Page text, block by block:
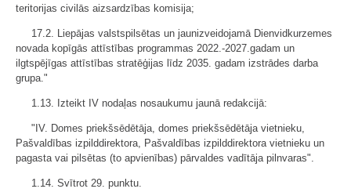
teritorijas civilās aizsardzības komisija;
17.2. Liepājas valstspilsētas un jaunizveidojamā Dienvidkurzemes
novada kopīgās attīstības programmas 2022.-2027.gadam un
ilgtspējīgas attīstības stratēģijas līdz 2035. gadam izstrādes darba
grupa."
1.13. Izteikt IV nodaļas nosaukumu jaunā redakcijā:
"IV. Domes priekšsēdētāja, domes priekšsēdētāja vietnieku,
Pašvaldības izpilddirektora, Pašvaldības izpilddirektora vietnieku un
pagasta vai pilsētas (to apvienības) pārvaldes vadītāja pilnvaras".
1.14. Svītrot 29. punktu.